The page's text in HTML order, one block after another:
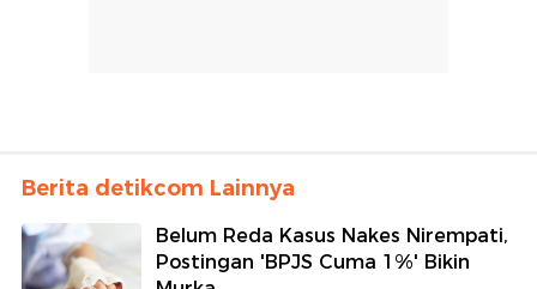
Berita detikcom Lainnya
Belum Reda Kasus Nakes Nirempati,
Postingan 'BPJS Cuma 1%' Bikin